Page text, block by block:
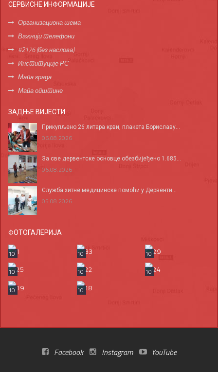
СЕРВИСНЕ ИНФОРМАЦИЈЕ
Организациона шема
Важнији телефони
#2176 (без наслова)
Институције РС
Мапа града
Мапа општине
ЗАДЊЕ ВИЈЕСТИ
Прикупљено 26 литара крви, плакета Бориславу...
06.08.2026
За све дервентске основце обезбијеђено 1.685...
06.08.2026
Служба хитне медицинске помоћи у Дервенти...
05.08.2026
ФОТОГАЛЕРИЈА
10 10
10
10
10
10
10
10
Facebook Instagram YouTube